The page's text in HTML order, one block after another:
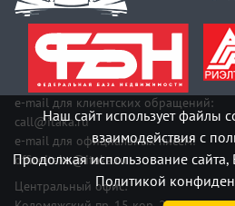
e-mail для клиентских обращений:
call@itaka.ru
e-mail для официальных писем:
officeitaka@itaka.ru
Центральный офис:
Наш сайт использует файлы
взаимодействия с
Продолжая использование сайта,
Политикой